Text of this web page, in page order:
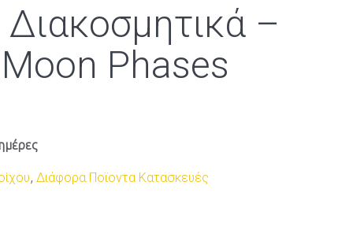
Διακοσμητικά –
Phases
Διάφορα Ποϊοντα Κατασκευές